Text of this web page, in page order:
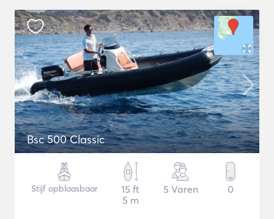
Bsc 500 Classic
Stijf opblaasbaar
15 ft
5 m
5 Varen 0